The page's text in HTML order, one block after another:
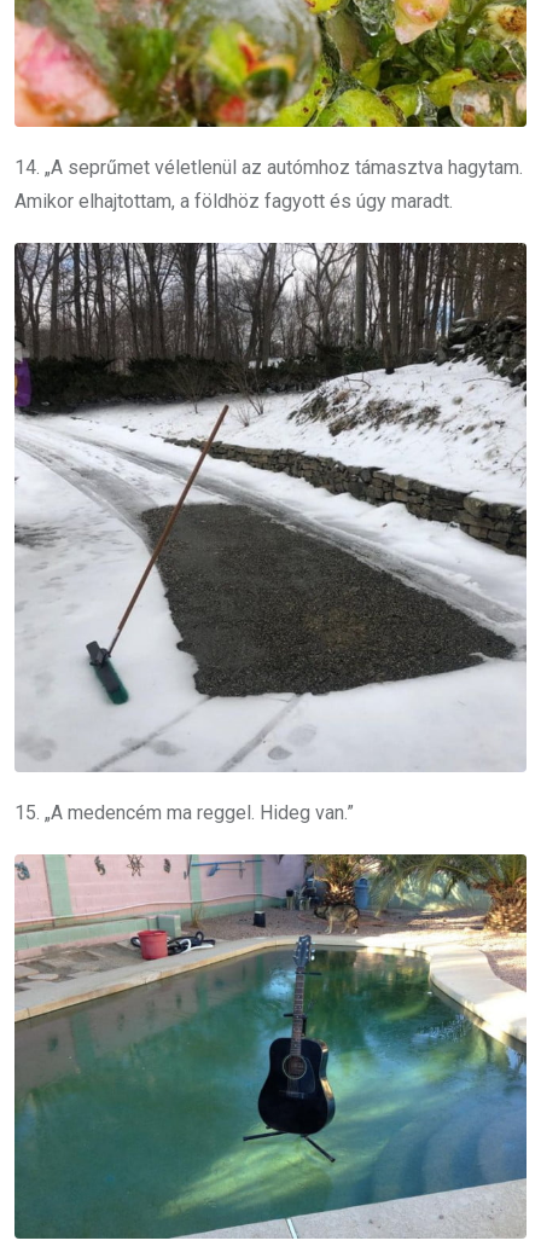
14. „A seprűmet véletlenül az autómhoz támasztva hagytam.
Amikor elhajtottam, a földhöz fagyott és úgy maradt.
15. „A medencém ma reggel. Hideg van.”